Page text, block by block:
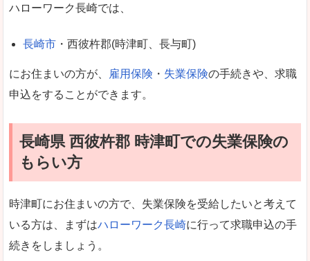
ハローワーク長崎では、
長崎市 ・西彼杵郡(時津町、長与町)
にお住まいの方が、 雇用保険 ・ 失業保険の手続きや、求職
申込をすることができます。
長崎県 西彼杵郡 時津町での失業保険の
もらい方
時津町にお住まいの方で、失業保険を受給したいと考えて
いる方は、まずはハローワーク長崎に行って求職申込の手
続きをしましょう。